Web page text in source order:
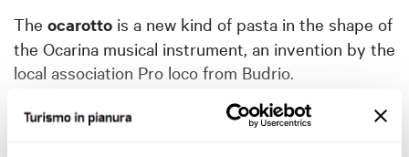
The ocarotto is a new kind of pasta in the shape of
the Ocarina musical instrument, an invention by the
local association Pro loco from Budrio.
The ocarotti are served on the menu of Budrio's